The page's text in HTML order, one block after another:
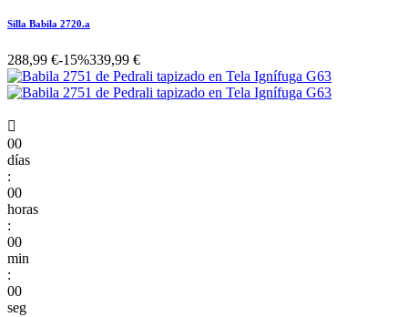
Silla Babila 2720.a
288,99 €-15%339,99 €

00
días
:
00
horas
:
00
min
:
00
seg